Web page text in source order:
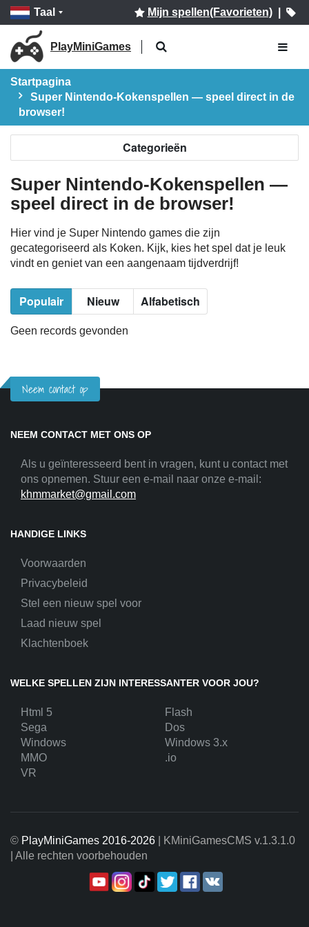
Taal Mijn spellen(Favorieten)|
PlayMiniGames
Startpagina
Super Nintendo-Kokenspellen — speel direct in de
browser!
Categorieën
Super Nintendo-Kokenspellen —
speel direct in de browser!
Hier vind je Super Nintendo games die zijn
gecategoriseerd als Koken. Kijk, kies het spel dat je leuk
vindt en geniet van een aangenaam tijdverdrijf!
Populair Nieuw Alfabetisch
Geen records gevonden
Neem contact op
NEEM CONTACT MET ONS OP
Als u geïnteresseerd bent in vragen, kunt u contact met
ons opnemen. Stuur een e-mail naar onze e-mail:
khmmarket@gmail.com
HANDIGE LINKS
Voorwaarden
Privacybeleid
Stel een nieuw spel voor
Laad nieuw spel
Klachtenboek
WELKE SPELLEN ZIJN INTERESSANTER VOOR JOU?
Html 5
Flash
Sega
Dos
Windows
Windows 3.x
MMO
.io
VR
© PlayMiniGames 2016-2026 | KMiniGamesCMS v.1.3.1.0
| Alle rechten voorbehouden